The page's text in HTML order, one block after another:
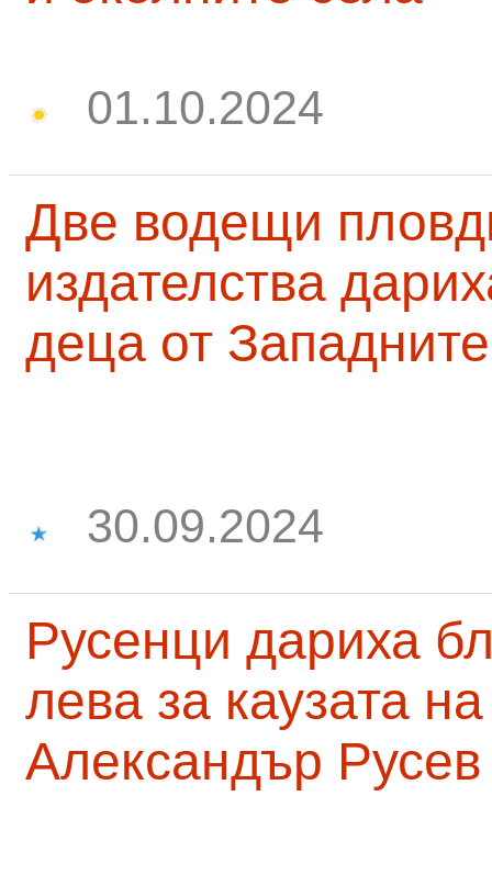
01.10.2024
Две водещи
издателства
деца от
30.09.2024
Русенци дариха
лева за каузата
Александър Русев